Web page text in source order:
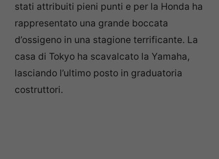
stati attribuiti pieni punti e per la Honda ha
rappresentato una grande boccata
d’ossigeno in una stagione terrificante. La
casa di Tokyo ha scavalcato la Yamaha,
lasciando l’ultimo posto in graduatoria
costruttori.